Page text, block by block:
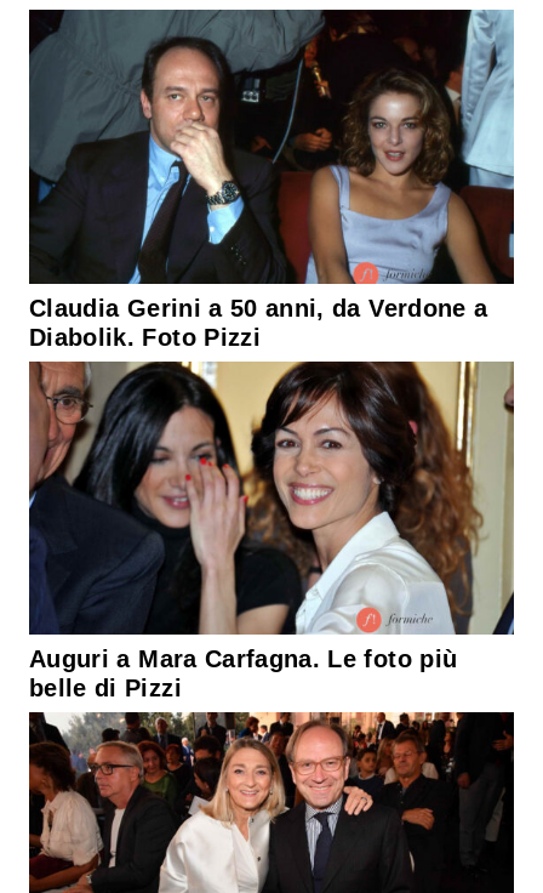
Claudia Gerini a 50 anni, da Verdone a
Diabolik. Foto Pizzi
Auguri a Mara Carfagna. Le foto più
belle di Pizzi